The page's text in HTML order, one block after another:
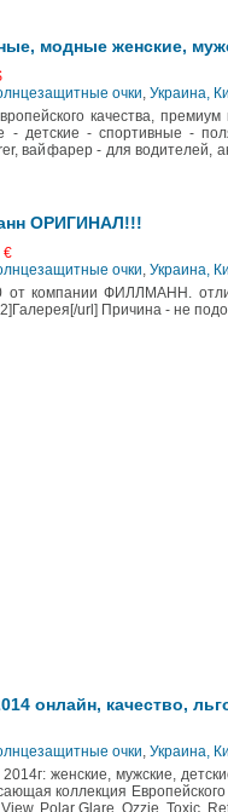
модные женские,
очки, Украина,
качества,
- детские - спортивные -
вайфарер - для
ОРИГИНАЛ!!!
€
очки, Украина,
компании ФИЛЛМАНН.
url] Причина - не
онлайн, качество,
очки, Украина,
женские, мужские,
коллекция
Polar Glare, Ozzie, Toxic,